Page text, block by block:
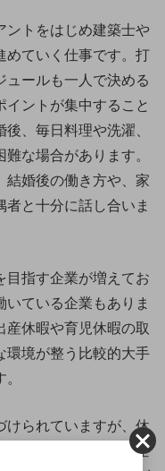
ントをはじめ建築士や
めていく仕事です。打
ュールも一人で決める
イントが集中すること
、毎日料理や洗濯、
な場合があります。
結婚後の働き方や、家
と十分に話し合いま
目指す企業が増えてお
いている企業もありま
産休暇や育児休暇の取
環境が整う比較的大手
けられていますが、休
得者がいるかなどは企